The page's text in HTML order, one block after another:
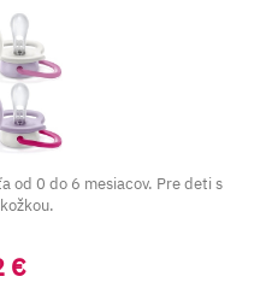
od 0 do 6 mesiacov. Pre deti s
€